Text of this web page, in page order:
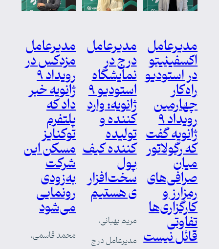
مدیرعامل
اکسفینیتو
در استودیو
راه‌کار
چهارمین
رویداد ۹
ژانویه گفت
که رگولاتور
میان
صرافی‌‌های‌
رمزارز و
کارگزاری‌ها
تفاوتی
قائل نیست
مدیرعامل
درج در
نمایشگاه
استودیو ۹
ژانویه: وارد
کننده و
تولیده
کننده کیف
پول
سخت‌افزار
ی هستیم
مریم بهبانی،
مدیرعامل درج
مدیرعامل
مزدکس در
رویداد ۹
ژانویه خبر
داد که
پلتفرم
توکنایز
مسکن این
شرکت
به‌زودی
رونمایی
می‌شود
محمد قاسمی،